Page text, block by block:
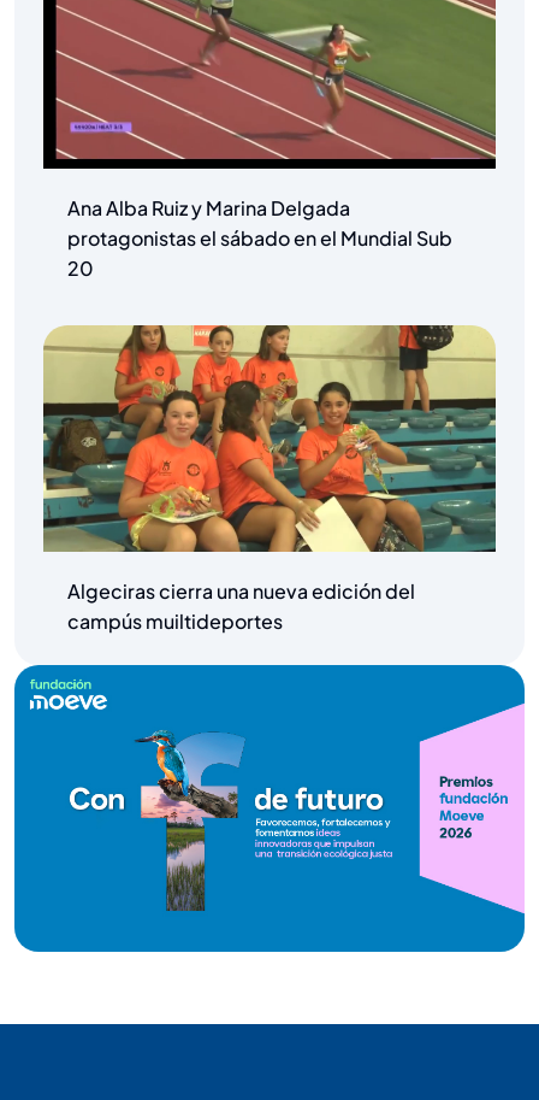
Ana Alba Ruiz y Marina Delgada
protagonistas el sábado en el Mundial Sub
20
Algeciras cierra una nueva edición del
campús muiltideportes